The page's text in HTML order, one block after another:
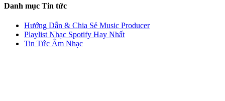
Danh mục Tin tức
Hướng Dẫn & Chia Sẻ Music Producer
Playlist Nhạc Spotify Hay Nhất
Tin Tức Âm Nhạc